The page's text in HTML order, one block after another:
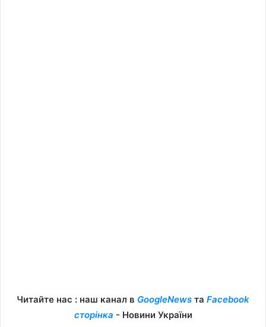
Читайте нас : наш канал в GoogleNews та Facebook
сторінка - Новини України